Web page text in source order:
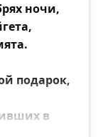
ночи,
подарок,
в